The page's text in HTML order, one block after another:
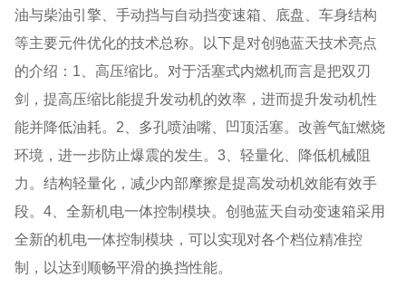
油与柴油引擎、手动挡与自动挡变速箱、底盘、车身结构
等主要元件优化的技术总称。以下是对创驰蓝天技术亮点
的介绍：1、高压缩比。对于活塞式内燃机而言是把双刃
剑，提高压缩比能提升发动机的效率，进而提升发动机性
能并降低油耗。2、多孔喷油嘴、凹顶活塞。改善气缸燃烧
环境，进一步防止爆震的发生。3、轻量化、降低机械阻
力。结构轻量化，减少内部摩擦是提高发动机效能有效手
段。4、全新机电一体控制模块。创驰蓝天自动变速箱采用
全新的机电一体控制模块，可以实现对各个档位精准控
制，以达到顺畅平滑的换挡性能。